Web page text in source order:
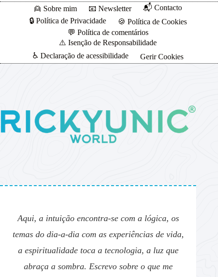
👱 Sobre mim 📧 Newsletter
📬 Contacto
🔒 Política de Privacidade
🍪 Política de Cookies
💬 Política de comentários
⚠️ Isenção de Responsabilidade
♿ Declaração de acessibilidade
Gerir Cookies
Aqui, a intuição encontra-se com a lógica, os
temas do dia-a-dia com as experiências de vida,
a espiritualidade toca a tecnologia, a luz que
abraça a sombra. Escrevo sobre o que me